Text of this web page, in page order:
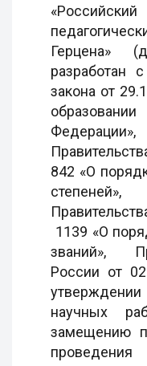
Герцена»
разработан
закона от
842 «О
1139 «О
званий»,
России от
научных
замещению
проведения